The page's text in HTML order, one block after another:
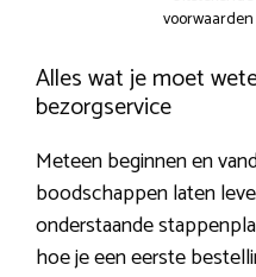
voorwaarden
Alles wat je moet
bezorgservice
Meteen beginnen en
boodschappen laten
onderstaande
hoe je een eerste